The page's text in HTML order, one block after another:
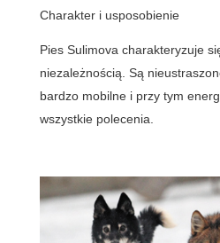
Charakter i usposobienie
Pies Sulimova charakteryzuje
niezależnością. Są
bardzo mobilne i przy tym
wszystkie polecenia.